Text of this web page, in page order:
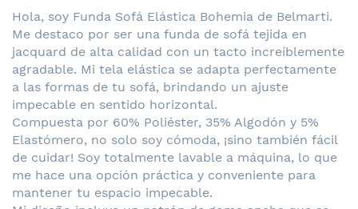
Hola, soy Funda Sofá Elástica Bohemia de Belmarti.
Me destaco por ser una funda de sofá tejida en
jacquard de alta calidad con un tacto increíblemente
agradable. Mi tela elástica se adapta perfectamente
a las formas de tu sofá, brindando un ajuste
impecable en sentido horizontal.
Compuesta por 60% Poliéster, 35% Algodón y 5%
Elastómero, no solo soy cómoda, ¡sino también fácil
de cuidar! Soy totalmente lavable a máquina, lo que
me hace una opción práctica y conveniente para
mantener tu espacio impecable.